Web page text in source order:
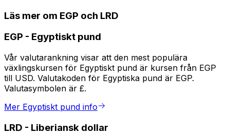
Läs mer om EGP och LRD
EGP - Egyptiskt pund
Vår valutarankning visar att den mest populära
växlingskursen för Egyptiskt pund är kursen från EGP
till USD. Valutakoden för Egyptiska pund är EGP.
Valutasymbolen är £.
Mer Egyptiskt pund info
LRD - Liberiansk dollar